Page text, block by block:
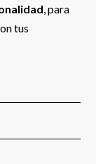
, para
tus